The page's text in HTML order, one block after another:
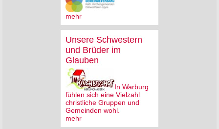
mehr
Unsere Schwestern
und Brüder im
Glauben
In Warburg
fühlen sich eine Vielzahl
christliche Gruppen und
Gemeinden wohl.
mehr